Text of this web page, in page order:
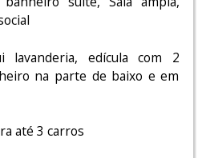
lavanderia, edícula com 2
na parte de baixo e em
até 3 carros